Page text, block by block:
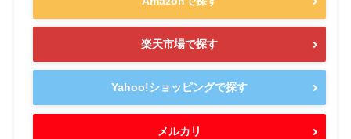
楽天市場で探す
Yahoo!ショッピングで探す
メルカリ